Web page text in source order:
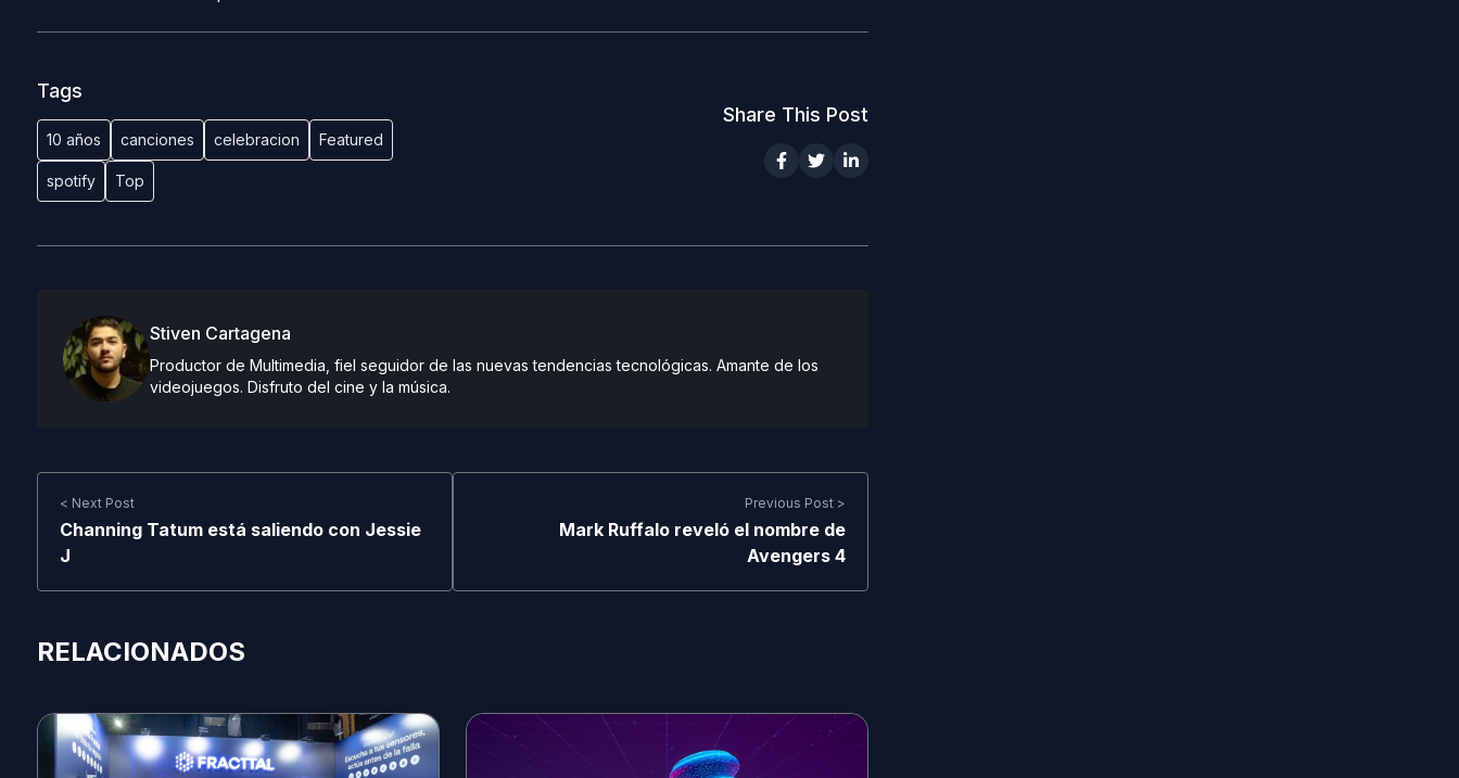
Tags
10 años canciones celebracion Featured
spotify Top
Share This Post
Stiven Cartagena
Productor de Multimedia, fiel seguidor de las nuevas tendencias tecnológicas. Amante de los
videojuegos. Disfruto del cine y la música.
< Next Post
Channing Tatum está saliendo con Jessie
J
Previous Post >
Mark Ruffalo reveló el nombre de
Avengers 4
RELACIONADOS